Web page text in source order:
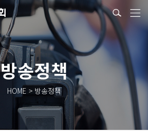
방송정책
HOME > 방송정책